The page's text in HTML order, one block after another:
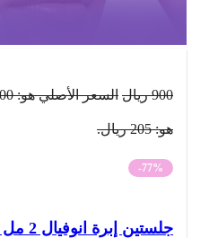
ريال السعر الأصلي هو: 900 ريال.
-77%